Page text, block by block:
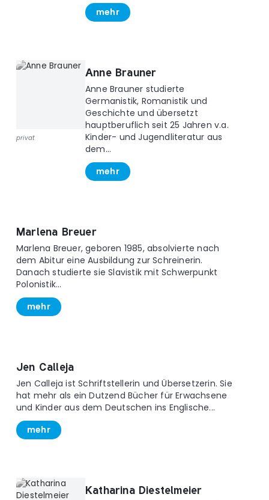
mehr
privat
Anne Brauner
Anne Brauner studierte
Germanistik, Romanistik und
Geschichte und übersetzt
hauptberuflich seit 25 Jahren v.a.
Kinder- und Jugendliteratur aus
dem...
mehr
Marlena Breuer
Marlena Breuer, geboren 1985, absolvierte nach
dem Abitur eine Ausbildung zur Schreinerin.
Danach studierte sie Slavistik mit Schwerpunkt
Polonistik...
mehr
Jen Calleja
Jen Calleja ist Schriftstellerin und Übersetzerin. Sie
hat mehr als ein Dutzend Bücher für Erwachsene
und Kinder aus dem Deutschen ins Englische...
mehr
Katharina Diestelmeier